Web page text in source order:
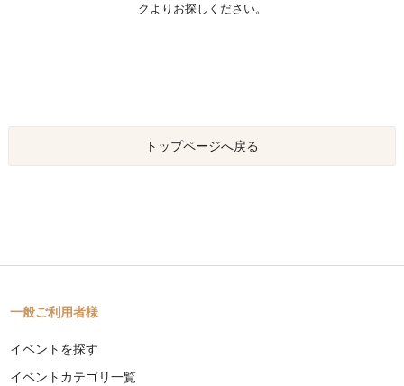
クよりお探しください。
トップページへ戻る
一般ご利用者様
イベントを探す
イベントカテゴリ一覧